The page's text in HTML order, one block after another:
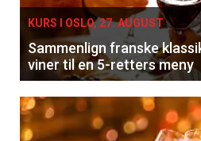
KURS I OSLO, 27. AUGUST
Sammenlign franske
viner til en 5-retters meny